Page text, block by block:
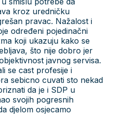
kroz uredničku
pravac. Nažalost i
određeni pojedinačni
koji ukazuju kako se
što nije dobro jer
javnog servisa.
se cast profesije i
sebicno cuvati sto nekad
da je i SDP u
svojih pogresnih
djelom osjecamo